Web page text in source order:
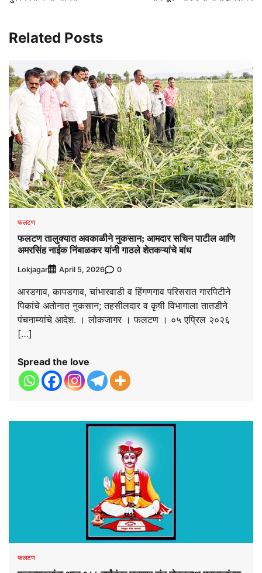
Related Posts
फलटण
फलटण तालुक्यात अवकाळीने नुकसान; आमदार सचिन पाटील आणि
अमरसिंह नाईक निंबाळकर यांनी गाठले शेतकऱ्यांचे बांध
Lokjagar April 5, 2026 0
आरडगाव, कापडगाव, चांभारवाडी व हिंगणगाव परिसरात गारपिटीने
पिकांचे अतोनात नुकसान; तहसीलदार व कृषी विभागाला तातडीने
पंचनाम्यांचे आदेश. । लोकजागर । फलटण । ०५ एप्रिल २०२६
[…]
Spread the love
फलटण